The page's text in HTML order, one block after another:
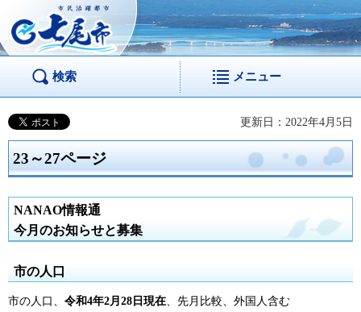
市民活躍都市 七尾
市
検索 メニュー
更新日：2022年4月5日
23～27ページ
NANAO情報通
今月のお知らせと募集
市の人口
市の人口、 令和4年2月28日現在、先月比較、外国人含む